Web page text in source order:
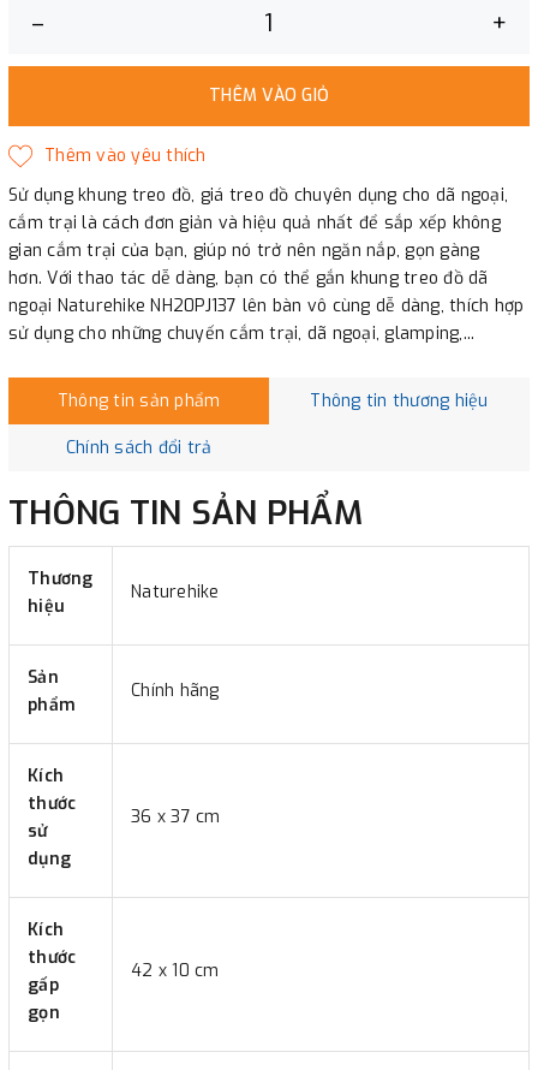
– +
THÊM VÀO GIỎ
Sử dụng khung treo đồ, giá treo đồ chuyên dụng cho dã ngoại,
cắm trại là cách đơn giản và hiệu quả nhất để sắp xếp không
gian cắm trại của bạn, giúp nó trở nên ngăn nắp, gọn gàng
hơn. Với thao tác dễ dàng, bạn có thể gắn khung treo đồ dã
ngoại Naturehike NH20PJ137 lên bàn vô cùng dễ dàng, thích hợp
sử dụng cho những chuyến cắm trại, dã ngoại, glamping,...
Thông tin sản phẩm Thông tin thương hiệu
Chính sách đổi trả
THÔNG TIN SẢN PHẨM
Thương
hiệu
Naturehike
Sản
phẩm
Chính hãng
Kích
thước
sử
dụng
36 x 37 cm
Kích
thước
gấp
gọn
42 x 10 cm